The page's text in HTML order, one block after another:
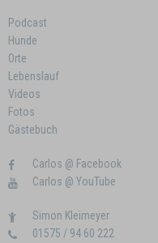
Podcast
Hunde
Orte
Lebenslauf
Videos
Fotos
Gästebuch
Carlos @ Facebook
Carlos @ YouTube
Simon Kleimeyer
01575 / 94 60 222